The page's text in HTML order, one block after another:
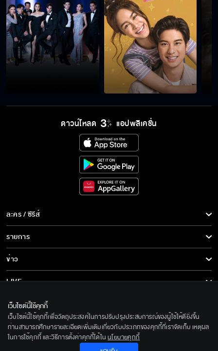
ดาวน์โหลด แอปพลิเคชั่น
ละคร / ซีรีส์
ละคร/ซีรีส์
ซีรีส์นานาชาติ
การ์ตูน & เกม
รายการ
รายการทั้งหมด
ข่าว
ข่าวทั้งหมด
ข่าวประชาสัมพันธ์
LIVE
เกี่ยวกับเรา
BEC World
รู้จักเรา
ติดตามเราได้ที่
เว็บไซต์นี้ใช้คุกกี้
เว็บไซต์นี้ใช้คุกกี้เพื่อวัตถุประสงค์ในการปรับปรุงประสบการณ์ของผู้ใช้ให้ดียิ่งขึ้น
ท่านสามารถศึกษารายละเอียดเพิ่มเติมเกี่ยวกับประเภทของคุกกี้ที่เราจัดเก็บ เหตุผล
ในการใช้คุกกี้ และวิธีการตั้งค่าคุกกี้ได้ใน นโยบายคุกกี้